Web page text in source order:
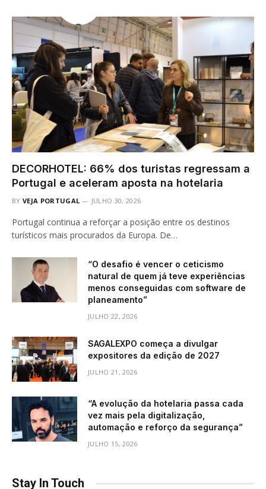
DECORHOTEL: 66% dos turistas regressam a
Portugal e aceleram aposta na hotelaria
BY VEJA PORTUGAL JULHO 30, 2026
Portugal continua a reforçar a posição entre os destinos
turísticos mais procurados da Europa. De…
“O desafio é vencer o ceticismo
natural de quem já teve experiências
menos conseguidas com software de
planeamento”
JULHO 22, 2026
SAGALEXPO começa a divulgar
expositores da edição de 2027
JULHO 21, 2026
“A evolução da hotelaria passa cada
vez mais pela digitalização,
automação e reforço da segurança”
JULHO 15, 2026
Stay In Touch